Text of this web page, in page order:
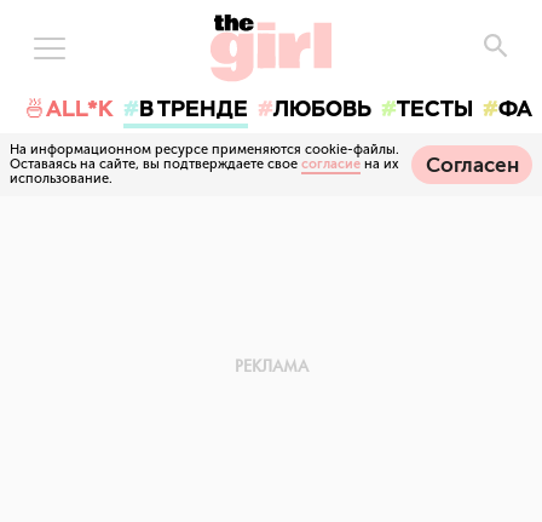
🍜ALL*K В ТРЕНДЕ ЛЮБОВЬ ТЕСТЫ
На информационном ресурсе применяются cookie-файлы.
Оставаясь на сайте, вы подтверждаете свое согласие на их
использование.
Согласен